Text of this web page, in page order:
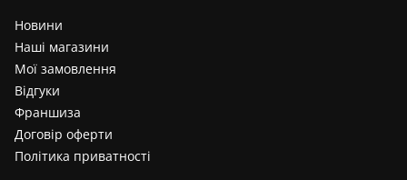
Новини
Наші магазини
Мої замовлення
Відгуки
Франшиза
Договір оферти
Політика приватності